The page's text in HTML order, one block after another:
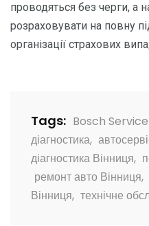
проводяться без черги, а
розраховувати на повну
організації страхових
Tags: Bosch
діагностика,
діагностика Вінниця,
ремонт авто Вінниця,
Вінниця, технічне